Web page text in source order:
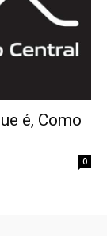
é, Como
0